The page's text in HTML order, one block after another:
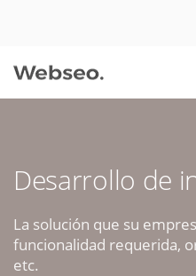
Desarrollo de
La solución que su
funcionalidad requerida,
etc.
09:30 AM A